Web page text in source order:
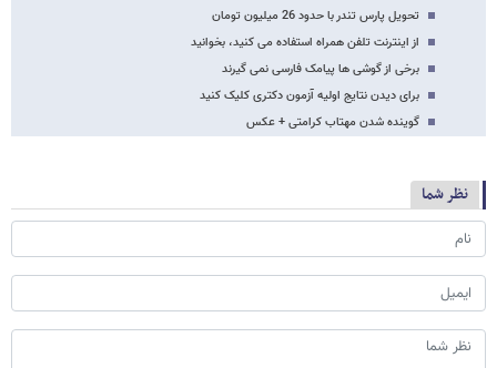
تحویل پارس تندر با حدود 26 میلیون تومان
از اینترنت تلفن همراه استفاده می کنید، بخوانید
برخی از گوشی ها پیامک فارسی نمی گیرند
برای دیدن نتایج اولیه آزمون دکتری کلیک کنید
گوینده شدن‌ مهتاب کرامتی + عکس
نظر شما